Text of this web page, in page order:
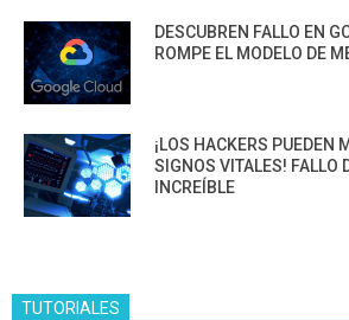
DESCUBREN FALLO EN
ROMPE EL MODELO DE
¡LOS HACKERS PUEDEN
SIGNOS VITALES! FALLO
INCREÍBLE
TUTORIALES